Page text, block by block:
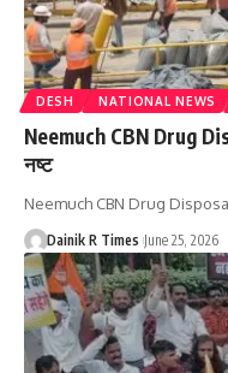
DESH NATIONAL NEWS
Neemuch CBN Drug
नष्ट
Neemuch CBN Drug Disposal
Dainik R Times June 25, 2026